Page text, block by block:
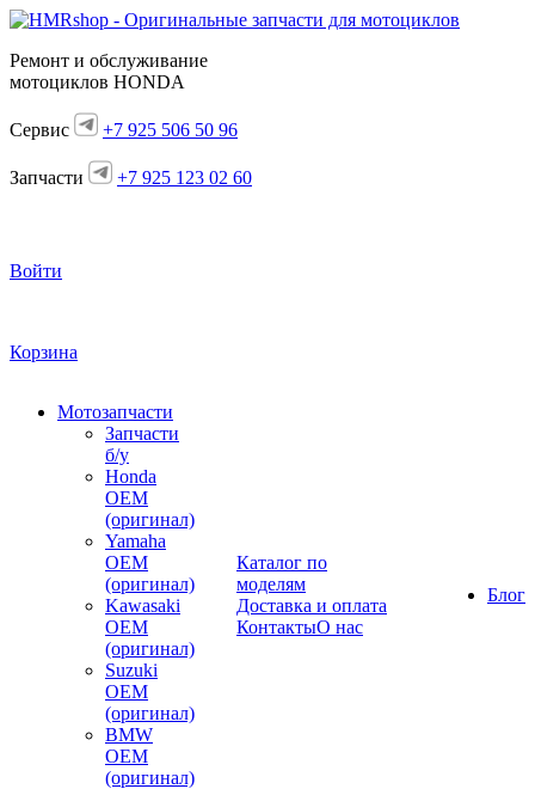
Ремонт и обслуживание
мотоциклов HONDA
Сервис +7 925 506 50 96
Запчасти +7 925 123 02 60
Войти
Корзина
Мотозапчасти
Запчасти
б/у
Honda
OEM
(оригинал)
Yamaha
OEM
(оригинал)
Kawasaki
OEM
(оригинал)
Suzuki
OEM
(оригинал)
BMW
OEM
(оригинал)
Каталог по
моделям
Доставка и оплата
КонтактыО нас
Блог